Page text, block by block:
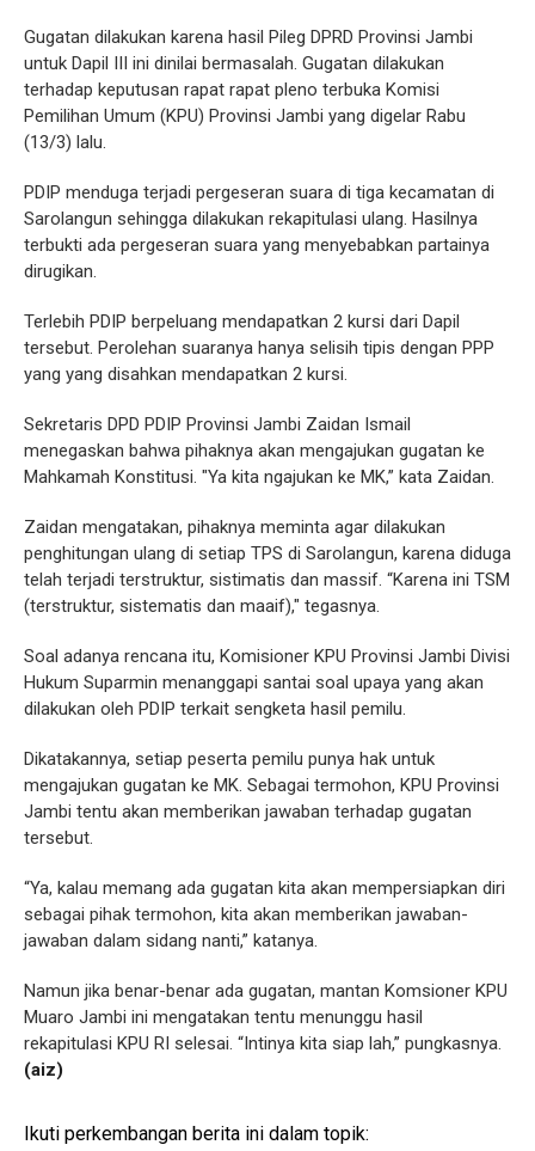
Gugatan dilakukan karena hasil Pileg DPRD Provinsi Jambi
untuk Dapil III ini dinilai bermasalah. Gugatan dilakukan
terhadap keputusan rapat rapat pleno terbuka Komisi
Pemilihan Umum (KPU) Provinsi Jambi yang digelar Rabu
(13/3) lalu.
PDIP menduga terjadi pergeseran suara di tiga kecamatan di
Sarolangun sehingga dilakukan rekapitulasi ulang. Hasilnya
terbukti ada pergeseran suara yang menyebabkan partainya
dirugikan.
Terlebih PDIP berpeluang mendapatkan 2 kursi dari Dapil
tersebut. Perolehan suaranya hanya selisih tipis dengan PPP
yang yang disahkan mendapatkan 2 kursi.
Sekretaris DPD PDIP Provinsi Jambi Zaidan Ismail
menegaskan bahwa pihaknya akan mengajukan gugatan ke
Mahkamah Konstitusi. "Ya kita ngajukan ke MK,” kata Zaidan.
Zaidan mengatakan, pihaknya meminta agar dilakukan
penghitungan ulang di setiap TPS di Sarolangun, karena diduga
telah terjadi terstruktur, sistimatis dan massif. “Karena ini TSM
(terstruktur, sistematis dan maaif)," tegasnya.
Soal adanya rencana itu, Komisioner KPU Provinsi Jambi Divisi
Hukum Suparmin menanggapi santai soal upaya yang akan
dilakukan oleh PDIP terkait sengketa hasil pemilu.
Dikatakannya, setiap peserta pemilu punya hak untuk
mengajukan gugatan ke MK. Sebagai termohon, KPU Provinsi
Jambi tentu akan memberikan jawaban terhadap gugatan
tersebut.
“Ya, kalau memang ada gugatan kita akan mempersiapkan diri
sebagai pihak termohon, kita akan memberikan jawaban-
jawaban dalam sidang nanti,” katanya.
Namun jika benar-benar ada gugatan, mantan Komsioner KPU
Muaro Jambi ini mengatakan tentu menunggu hasil
rekapitulasi KPU RI selesai. “Intinya kita siap lah,” pungkasnya.
(aiz)
Ikuti perkembangan berita ini dalam topik: